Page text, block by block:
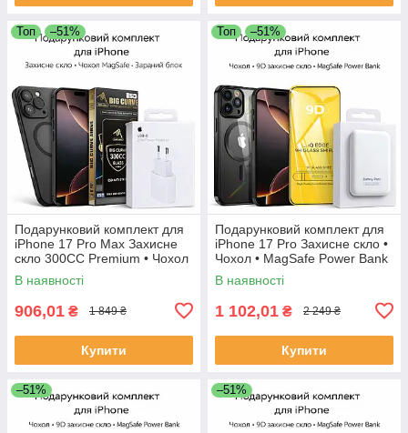
Топ –51%
Подарунковий комплект для
iPhone 17 Pro Max Захисне
скло 300CC Premium • Чохол
MagSafe • Зарядний блок
В наявності
906,01 ₴ 1 849 ₴
Купити
Топ –51%
Подарунковий комплект для
iPhone 17 Pro Захисне скло •
Чохол • MagSafe Power Bank
В наявності
1 102,01 ₴ 2 249 ₴
Купити
–51% –51%